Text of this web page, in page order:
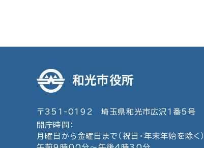
和光市役所
〒351-0192 埼玉県和光市広沢1番5号
開庁時間：
月曜日から金曜日まで（祝日・年末年始を除く）